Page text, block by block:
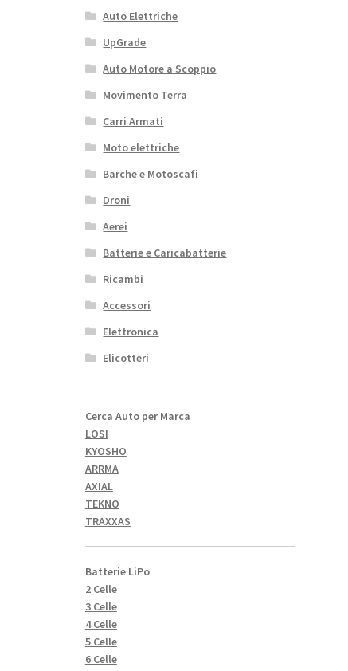
Auto Elettriche
UpGrade
Auto Motore a Scoppio
Movimento Terra
Carri Armati
Moto elettriche
Barche e Motoscafi
Droni
Aerei
Batterie e Caricabatterie
Ricambi
Accessori
Elettronica
Elicotteri
Cerca Auto per Marca
LOSI
KYOSHO
ARRMA
AXIAL
TEKNO
TRAXXAS
Batterie LiPo
2 Celle
3 Celle
4 Celle
5 Celle
6 Celle